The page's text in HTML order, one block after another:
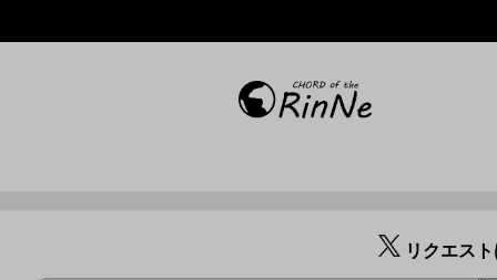
リクエス